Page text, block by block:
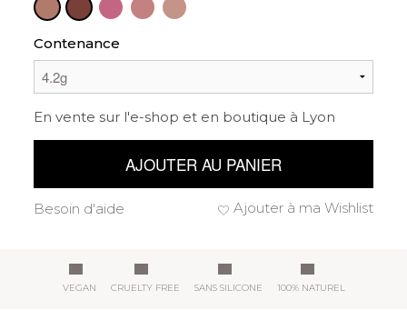
Contenance
En vente sur l'e-shop et en boutique à Lyon
AJOUTER AU PANIER
Ajouter à ma Wishlist
Besoin d'aide
VEGAN CRUELTY FREE SANS SILICONE 100% NATUREL